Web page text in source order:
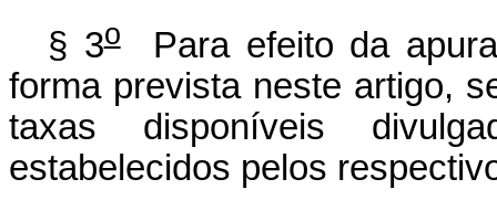
§ 3oPara efeito da
forma prevista neste artigo,
taxas disponíveis
estabelecidos pelos